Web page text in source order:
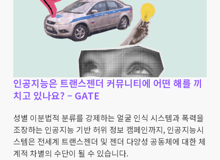
인공지능은 트랜스젠더 커뮤니티에 어떤 해를 끼
치고 있나요? – GATE
성별 이분법적 분류를 강제하는 얼굴 인식 시스템과 폭력을
조장하는 인공지능 기반 허위 정보 캠페인까지, 인공지능시
스템은 전세계 트랜스젠더 및 젠더 다양성 공동체에 대한 체
계적 차별의 수단이 될 수 있습니다.